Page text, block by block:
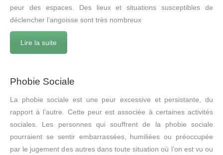
peur des espaces. Des lieux et situations susceptibles de
déclencher l’angoisse sont très nombreux
Lire la suite
Phobie Sociale
La phobie sociale est une peur excessive et persistante, du
rapport à l’autre. Cette peur est associée à certaines activités
sociales. Les personnes qui souffrent de la phobie sociale
pourraient se sentir embarrassées, humiliées ou préoccupée
par le jugement des autres dans toute situation où l’on est vu ou